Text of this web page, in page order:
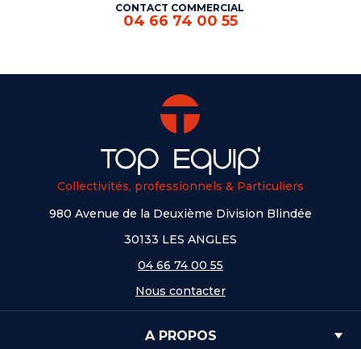
CONTACT COMMERCIAL
04 66 74 00 55
Collectivités, professionnels & Particuliers
980 Avenue de la Deuxième Division Blindée
30133 LES ANGLES
04 66 74 00 55
Nous contacter
A PROPOS